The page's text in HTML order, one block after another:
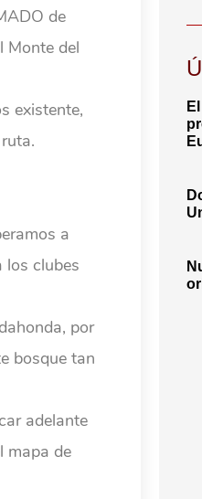
de
Monte del
existente,
a
los clubes
por
bosque tan
adelante
mapa de